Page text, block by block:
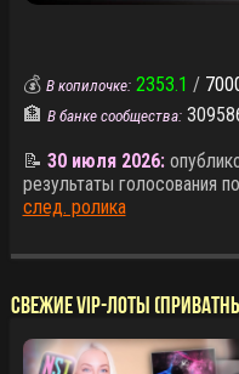
💰 В копилочке: 2353.1 /
🏦 В банке сообщества:
📝 30 июля 2026:
результаты голосования
след. ролика
СВЕЖИЕ VIP-ЛОТЫ